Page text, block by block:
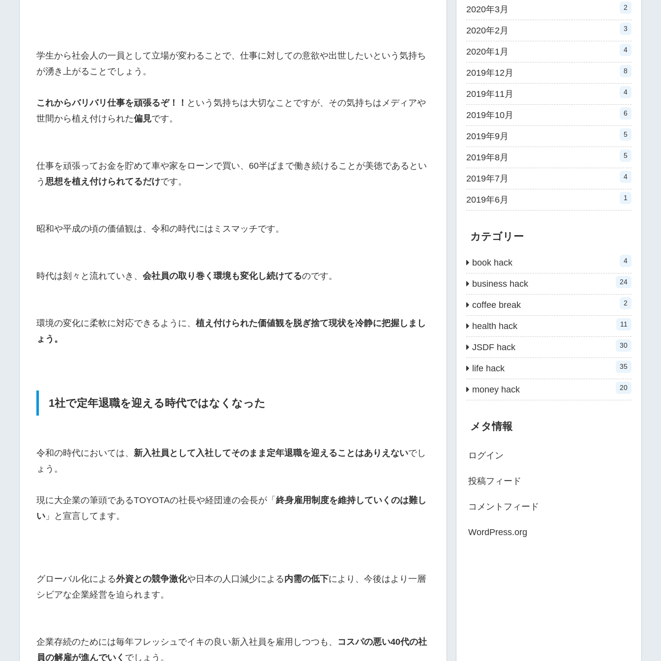
学生から社会人の一員として立場が変わることで、仕事に対しての意欲や出世したいという気持ち
が湧き上がることでしょう。
これからバリバリ仕事を頑張るぞ！！ という気持ちは大切なことですが、その気持ちはメディアや
世間から植え付けられた偏見です。
仕事を頑張ってお金を貯めて車や家をローンで買い、60半ばまで働き続けることが美徳であるとい
う 思想を植え付けられてるだけです。
昭和や平成の頃の価値観は、令和の時代にはミスマッチです。
時代は刻々と流れていき、 会社員の取り巻く環境も変化し続けてるのです。
環境の変化に柔軟に対応できるように、 植え付けられた価値観を脱ぎ捨て現状を冷静に把握しまし
ょう。
1社で定年退職を迎える時代ではなくなった
令和の時代においては、 新入社員として入社してそのまま定年退職を迎えることはありえないでし
ょう。
現に大企業の筆頭であるTOYOTAの社長や経団連の会長が「 終身雇用制度を維持していくのは難し
い 」と宣言してます。
グローバル化による外資との競争激化や日本の人口減少による内需の低下により、今後はより一層
シビアな企業経営を迫られます。
企業存続のためには毎年フレッシュでイキの良い新入社員を雇用しつつも、 コスパの悪い40代の社
員の解雇が進んでいく でしょう。
2020年3月 2
2020年2月 3
2020年1月 4
2019年12月 8
2019年11月 4
2019年10月 6
2019年9月 5
2019年8月 5
2019年7月 4
2019年6月 1
カテゴリー
book hack 4
business hack 24
coffee break 2
health hack 11
JSDF hack 30
life hack 35
money hack 20
メタ情報
ログイン
投稿フィード
コメントフィード
WordPress.org